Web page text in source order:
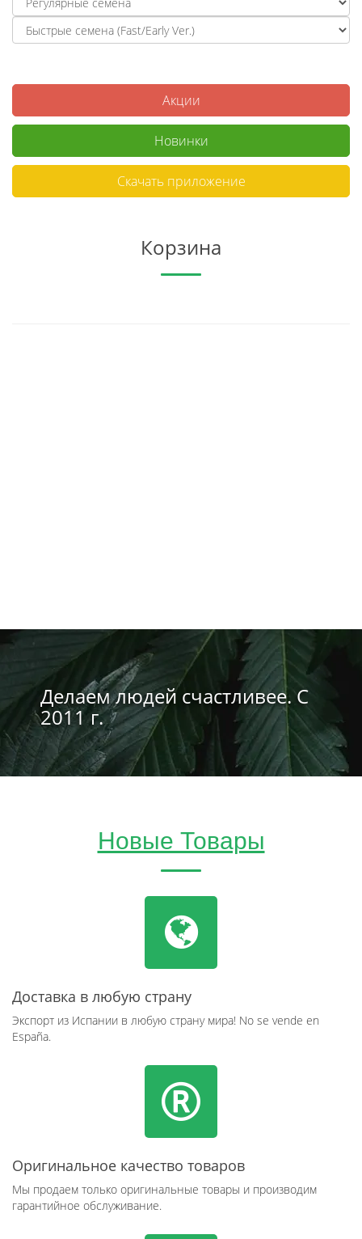
Акции
Новинки
Скачать приложение
Корзина
Делаем людей счастливее. С
2011 г.
Новые Товары
Доставка в любую страну
Экспорт из Испании в любую страну мира! No se vende en
España.
Оригинальное качество товаров
Мы продаем только оригинальные товары и производим
гарантийное обслуживание.